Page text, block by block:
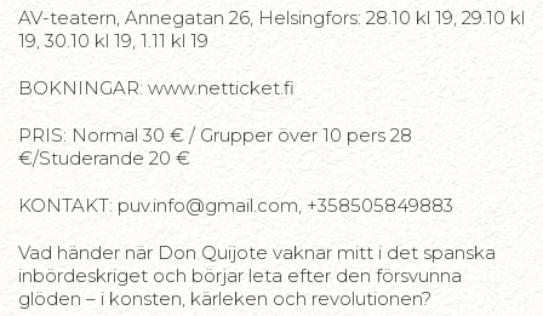
AV-teatern, Annegatan 26, Helsingfors: 28.10 kl 19, 29.10 kl
19, 30.10 kl 19, 1.11 kl 19
BOKNINGAR: www.netticket.fi
PRIS: Normal 30 € / Grupper över 10 pers 28
€/Studerande 20 €
KONTAKT: puv.info@gmail.com, +358505849883
Vad händer när Don Quijote vaknar mitt i det spanska
inbördeskriget och börjar leta efter den försvunna
glöden – i konsten, kärleken och revolutionen?